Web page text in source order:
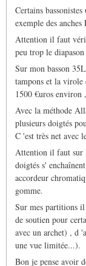
Certains
exemple des
Attention il faut
peu trop le
Sur mon basson
tampons et la virole
1500 €uros environ
Avec la méthode
plusieurs doigtés
C 'est très net avec
Attention il faut sur
doigtés s'
accordeur
gomme.
Sur mes partitions
de soutien pour
avec un archet) , d
une vue limitée...).
Bon je pense avoir